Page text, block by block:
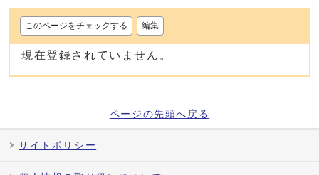
このページをチェックする 編集
現在登録されていません。
ページの先頭へ戻る
サイトポリシー